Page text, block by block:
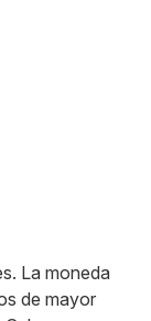
La moneda
de mayor